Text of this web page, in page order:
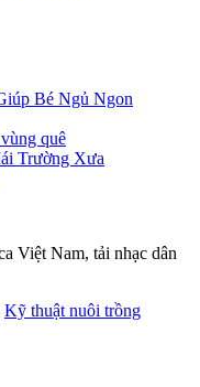
Bé Ngủ Ngon
quê
Trường Xưa
Việt Nam, tải nhạc dân
Kỹ thuật nuôi trồng